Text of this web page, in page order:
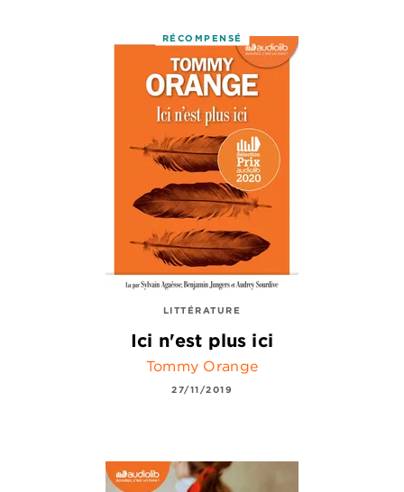
RÉCOMPENSÉ
LITTÉRATURE
Ici n'est plus ici
Tommy Orange
27/11/2019